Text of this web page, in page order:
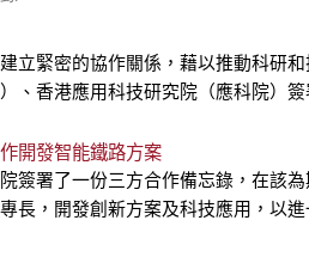
立緊密的協作關係，藉以推動科研
、香港應用科技研究院（應科院）
開發智能鐵路方案
簽署了一份三方合作備忘錄，在該
長，開發創新方案及科技應用，以